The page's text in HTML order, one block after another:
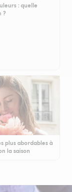
: quelle
?
plus abordables à
la saison